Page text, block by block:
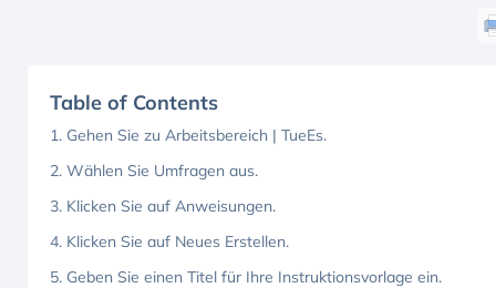
Table of Contents
1. Gehen Sie zu Arbeitsbereich | TueEs.
2. Wählen Sie Umfragen aus.
3. Klicken Sie auf Anweisungen.
4. Klicken Sie auf Neues Erstellen.
5. Geben Sie einen Titel für Ihre Instruktionsvorlage ein.